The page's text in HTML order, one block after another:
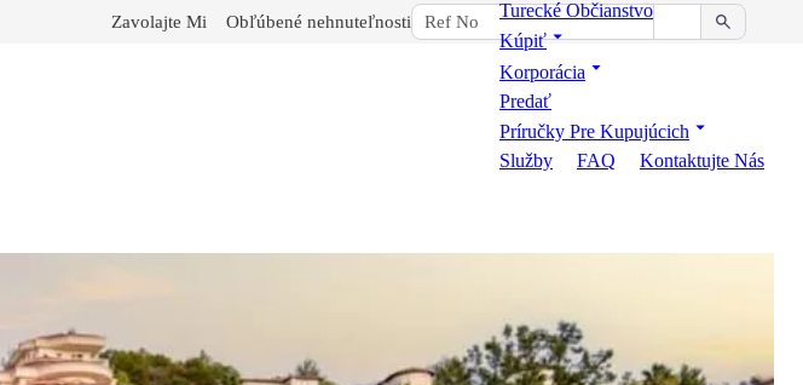
Zavolajte Mi Obľúbené nehnuteľnosti
Turecké Občianstvo
Kúpiť
Korporácia
Predať
Príručky Pre Kupujúcich
Služby
FAQ Kontaktujte Nás